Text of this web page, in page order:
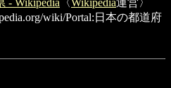
- Wikipedia 〈Wikipedia運営〉
wiki/Portal:日本の都道府